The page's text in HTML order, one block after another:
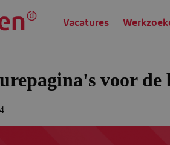
Vacatures
voor